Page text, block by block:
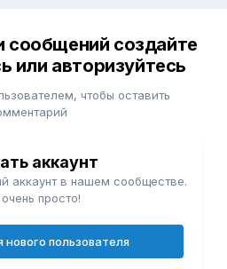
сообщений создайте
или авторизуйтесь
чтобы оставить
аккаунт
аккаунт в нашем сообществе.
просто!
нового пользователя